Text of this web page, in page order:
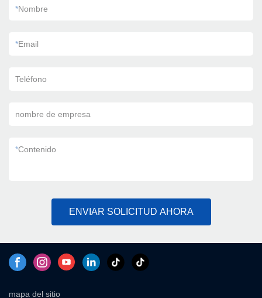
*Nombre
*Email
Teléfono
nombre de empresa
*Contenido
ENVIAR SOLICITUD AHORA
mapa del sitio